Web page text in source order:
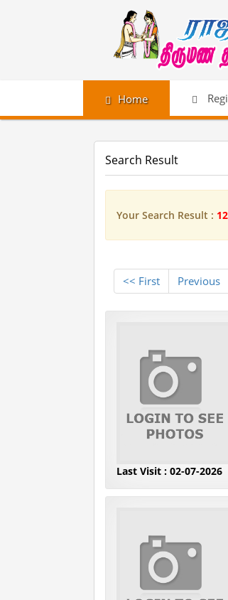
Home
Search Result
Your Search Result :
<< First Previous
Last Visit : 02-07-2026